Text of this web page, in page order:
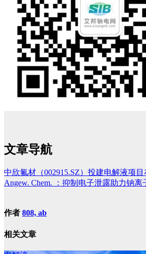
文章导航
中欣氟材（002915.SZ）投建电解液项
Angew. Chem. ：抑制电子泄露助力钠
作者 808, ab
相关文章